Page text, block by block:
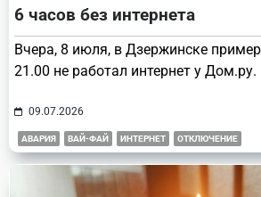
6 часов без интернета
Вчера, 8 июля, в Дзержинске
21.00 не работал интернет у Дом.ру.
09.07.2026
АВАРИЯ ВАЙ-ФАЙ ИНТЕРНЕТ ОТКЛЮЧЕНИЕ